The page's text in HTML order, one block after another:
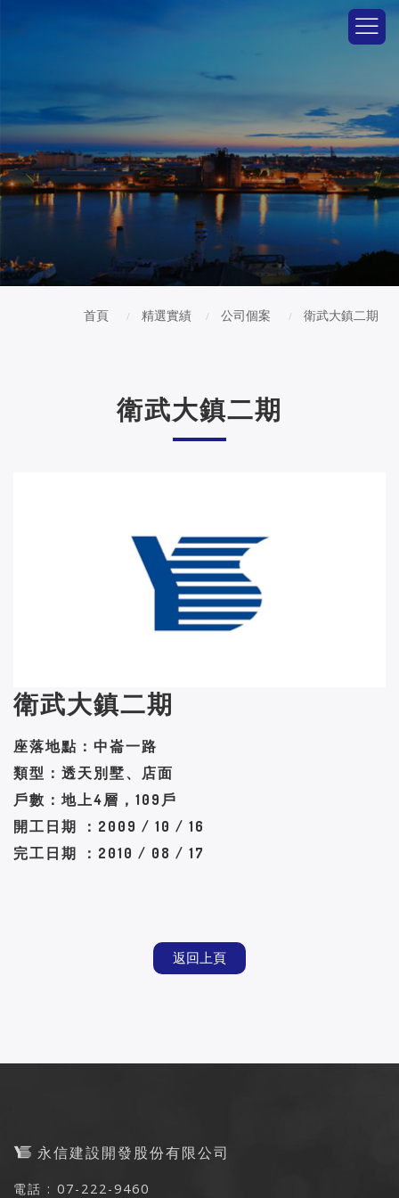
首頁 精選實績 公司個案 衛武大鎮二期
衛武大鎮二期
衛武大鎮二期
座落地點：中崙一路
類型：透天別墅、店面
戶數：地上4層，109戶
開工日期 ：2009 / 10 / 16
完工日期 ：2010 / 08 / 17
返回上頁
永信建設開發股份有限公司
電話 : 07-222-9460